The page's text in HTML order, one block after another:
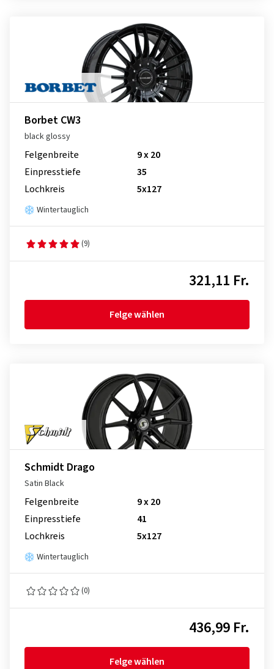
Borbet CW3
black glossy
Felgenbreite
9 x 20
Einpresstiefe
35
Lochkreis
5x127
Wintertauglich
(9)
321,11 Fr.
Felge wählen
Schmidt Drago
Satin Black
Felgenbreite
9 x 20
Einpresstiefe
41
Lochkreis
5x127
Wintertauglich
(0)
436,99 Fr.
Felge wählen